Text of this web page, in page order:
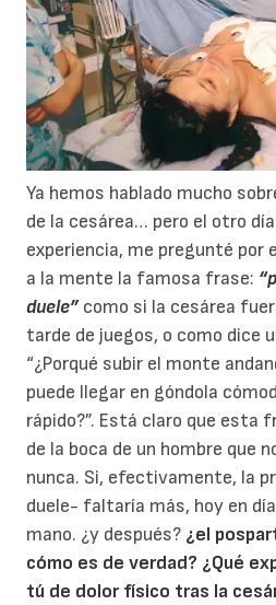
Ya hemos hablado mucho
de la cesárea… pero el otro
experiencia, me pregunté
a la mente la famosa frase:
duele”como si la cesárea
tarde de juegos, o como dice
“¿Porqué subir el monte
puede llegar en góndola
rápido?”. Está claro que esta
de la boca de un hombre que
nunca. Si, efectivamente, la
duele- faltaría más, hoy en
mano. ¿y después? ¿el
cómo es de verdad? ¿Qué
tú de dolor físico tras la